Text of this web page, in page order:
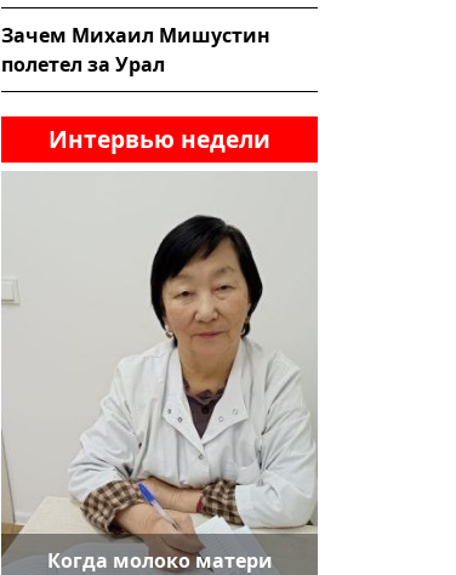
Зачем Михаил Мишустин
полетел за Урал
Интервью недели
Когда молоко матери